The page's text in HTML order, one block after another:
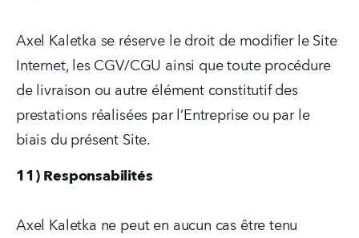
Axel Kaletka se réserve le droit de modifier le Site
Internet, les CGV/CGU ainsi que toute procédure
de livraison ou autre élément constitutif des
prestations réalisées par l’Entreprise ou par le
biais du présent Site.
11) Responsabilités
Axel Kaletka ne peut en aucun cas être tenu